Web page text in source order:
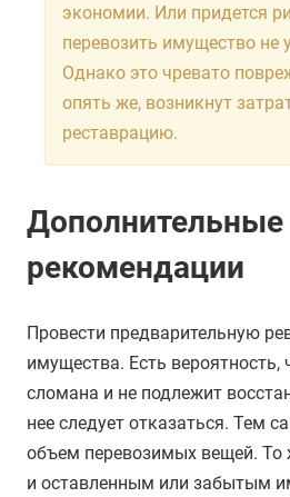
экономии. Или придется
перевозить имущество не
Однако это чревато
опять же, возникнут
реставрацию.
Дополнительные
рекомендации
Провести предварительную
имущества. Есть вероятность,
сломана и не подлежит
нее следует отказаться. Тем
объем перевозимых вещей.
и оставленным или забытым